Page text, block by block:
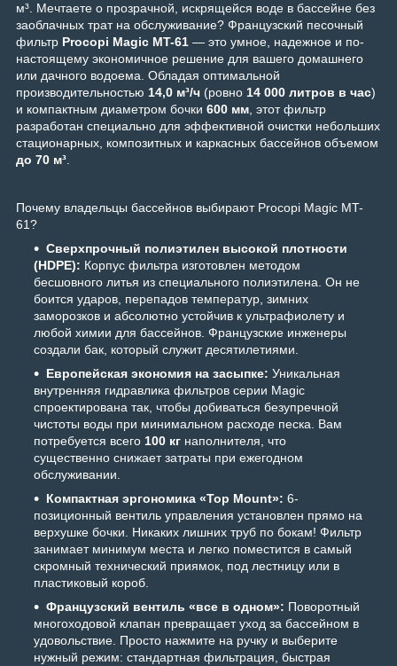
м³. Мечтаете о прозрачной, искрящейся воде в бассейне без
заоблачных трат на обслуживание? Французский песочный
фильтр Procopi Magic MT-61 — это умное, надежное и по-
настоящему экономичное решение для вашего домашнего
или дачного водоема. Обладая оптимальной
производительностью 14,0 м³/ч (ровно 14 000 литров в час)
и компактным диаметром бочки 600 мм, этот фильтр
разработан специально для эффективной очистки небольших
стационарных, композитных и каркасных бассейнов объемом
до 70 м³.
Почему владельцы бассейнов выбирают Procopi Magic MT-
61?
Сверхпрочный полиэтилен высокой плотности
(HDPE): Корпус фильтра изготовлен методом
бесшовного литья из специального полиэтилена. Он не
боится ударов, перепадов температур, зимних
заморозков и абсолютно устойчив к ультрафиолету и
любой химии для бассейнов. Французские инженеры
создали бак, который служит десятилетиями.
Европейская экономия на засыпке: Уникальная
внутренняя гидравлика фильтров серии Magic
спроектирована так, чтобы добиваться безупречной
чистоты воды при минимальном расходе песка. Вам
потребуется всего 100 кг наполнителя, что
существенно снижает затраты при ежегодном
обслуживании.
Компактная эргономика «Top Mount»: 6-
позиционный вентиль управления установлен прямо на
верхушке бочки. Никаких лишних труб по бокам! Фильтр
занимает минимум места и легко поместится в самый
скромный технический приямок, под лестницу или в
пластиковый короб.
Французский вентиль «все в одном»: Поворотный
многоходовой клапан превращает уход за бассейном в
удовольствие. Просто нажмите на ручку и выберите
нужный режим: стандартная фильтрация, быстрая